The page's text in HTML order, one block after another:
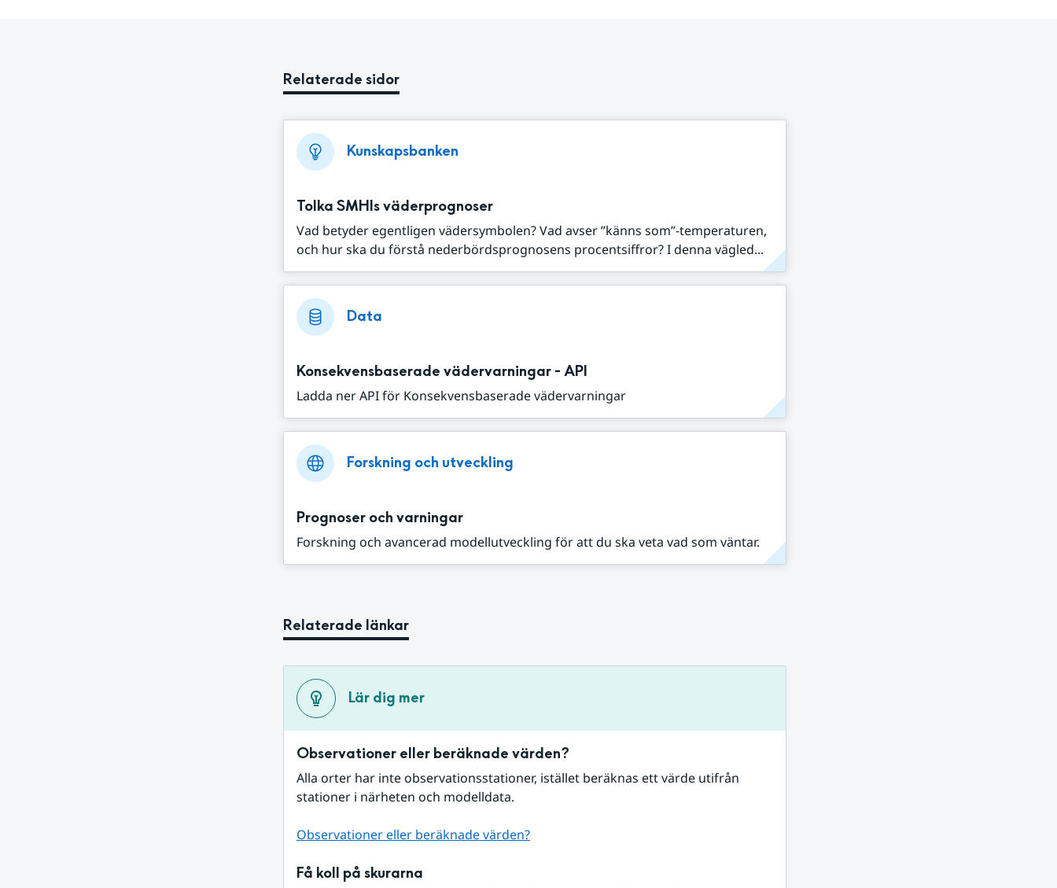
Relaterade sidor
Kunskapsbanken
Tolka SMHIs väderprognoser
Vad betyder egentligen vädersymbolen? Vad avser ”känns som”-temperaturen,
och hur ska du förstå nederbördsprognosens procentsiffror? I denna vägled...
Data
Konsekvensbaserade vädervarningar - API
Ladda ner API för Konsekvensbaserade vädervarningar
Forskning och utveckling
Prognoser och varningar
Forskning och avancerad modellutveckling för att du ska veta vad som väntar.
Relaterade länkar
Lär dig mer
Observationer eller beräknade värden?
Alla orter har inte observationsstationer, istället beräknas ett värde utifrån
stationer i närheten och modelldata.
Observationer eller beräknade värden?
Få koll på skurarna